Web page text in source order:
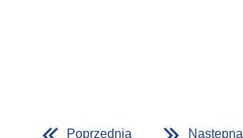
Poprzednia Następna